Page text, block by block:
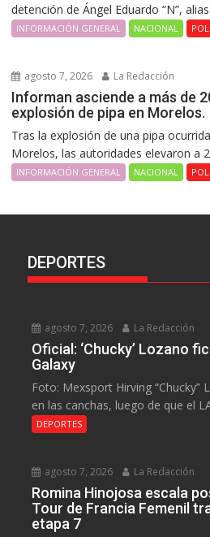
detención de Ángel Eduardo “N”, alias
INFORMACIÓN GENERAL NACIONAL
agosto 7, 2026 La Redacción
Informan asciende a más de
explosión de pipa en Morelos.
Tras la explosión de una pipa
Morelos, las autoridades elevaron a
INFORMACIÓN GENERAL NACIONAL
DEPORTES
agosto 7, 2026 La Redacción
Oficial: ‘Chucky’ Lozano
Galaxy
Foto: Mexsport Hirving “Chucky”
en las canchas, luego de que el
DEPORTES
agosto 7, 2026 La Redacción
Romina Hinojosa escala
Tour de Francia Femenil
etapa 7